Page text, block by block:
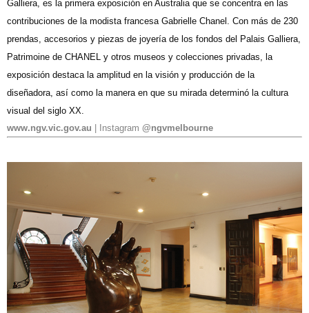
Galliera, es la primera exposición en Australia que se concentra en las
contribuciones de la modista francesa Gabrielle Chanel. Con más de 230
prendas, accesorios y piezas de joyería de los fondos del Palais Galliera,
Patrimoine de CHANEL y otros museos y colecciones privadas, la
exposición destaca la amplitud en la visión y producción de la
diseñadora, así como la manera en que su mirada determinó la cultura
visual del siglo XX.
www.ngv.vic.gov.au | Instagram @ngvmelbourne